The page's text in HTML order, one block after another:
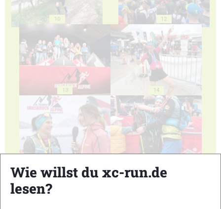
10 12
13 14
Wie willst du xc-run.de
lesen?